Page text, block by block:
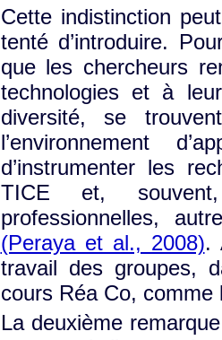
Cette indistinction
tenté d’introduire.
que les chercheurs
technologies et à
diversité, se
l’environnement
d’instrumenter les
TICE et,
professionnelles,
(Peraya et al., 2008).
travail des groupes,
cours Réa Co, comme
La deuxième